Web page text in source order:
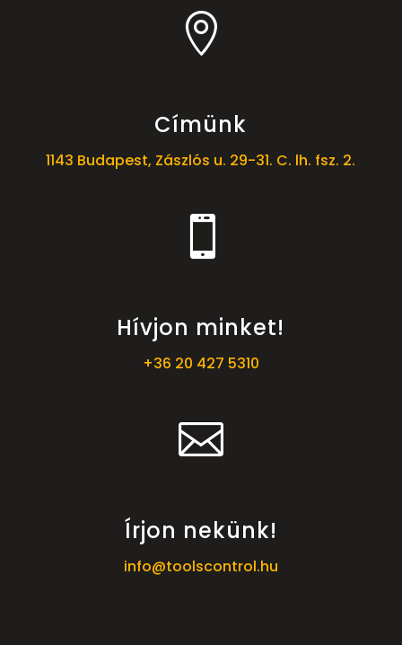

Címünk
1143 Budapest, Zászlós u. 29-31. C. lh. fsz. 2.

Hívjon minket!
+36 20 427 5310

Írjon nekünk!
info@toolscontrol.hu